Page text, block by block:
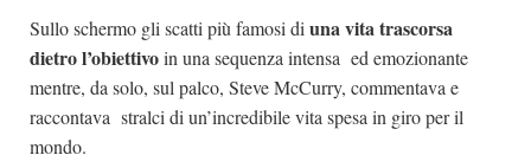
Sullo schermo gli scatti più famosi di una vita trascorsa
dietro l’obiettivoin una sequenza intensa ed emozionante
mentre, da solo, sul palco, Steve McCurry, commentava e
raccontava stralci di un’incredibile vita spesa in giro per il
mondo.